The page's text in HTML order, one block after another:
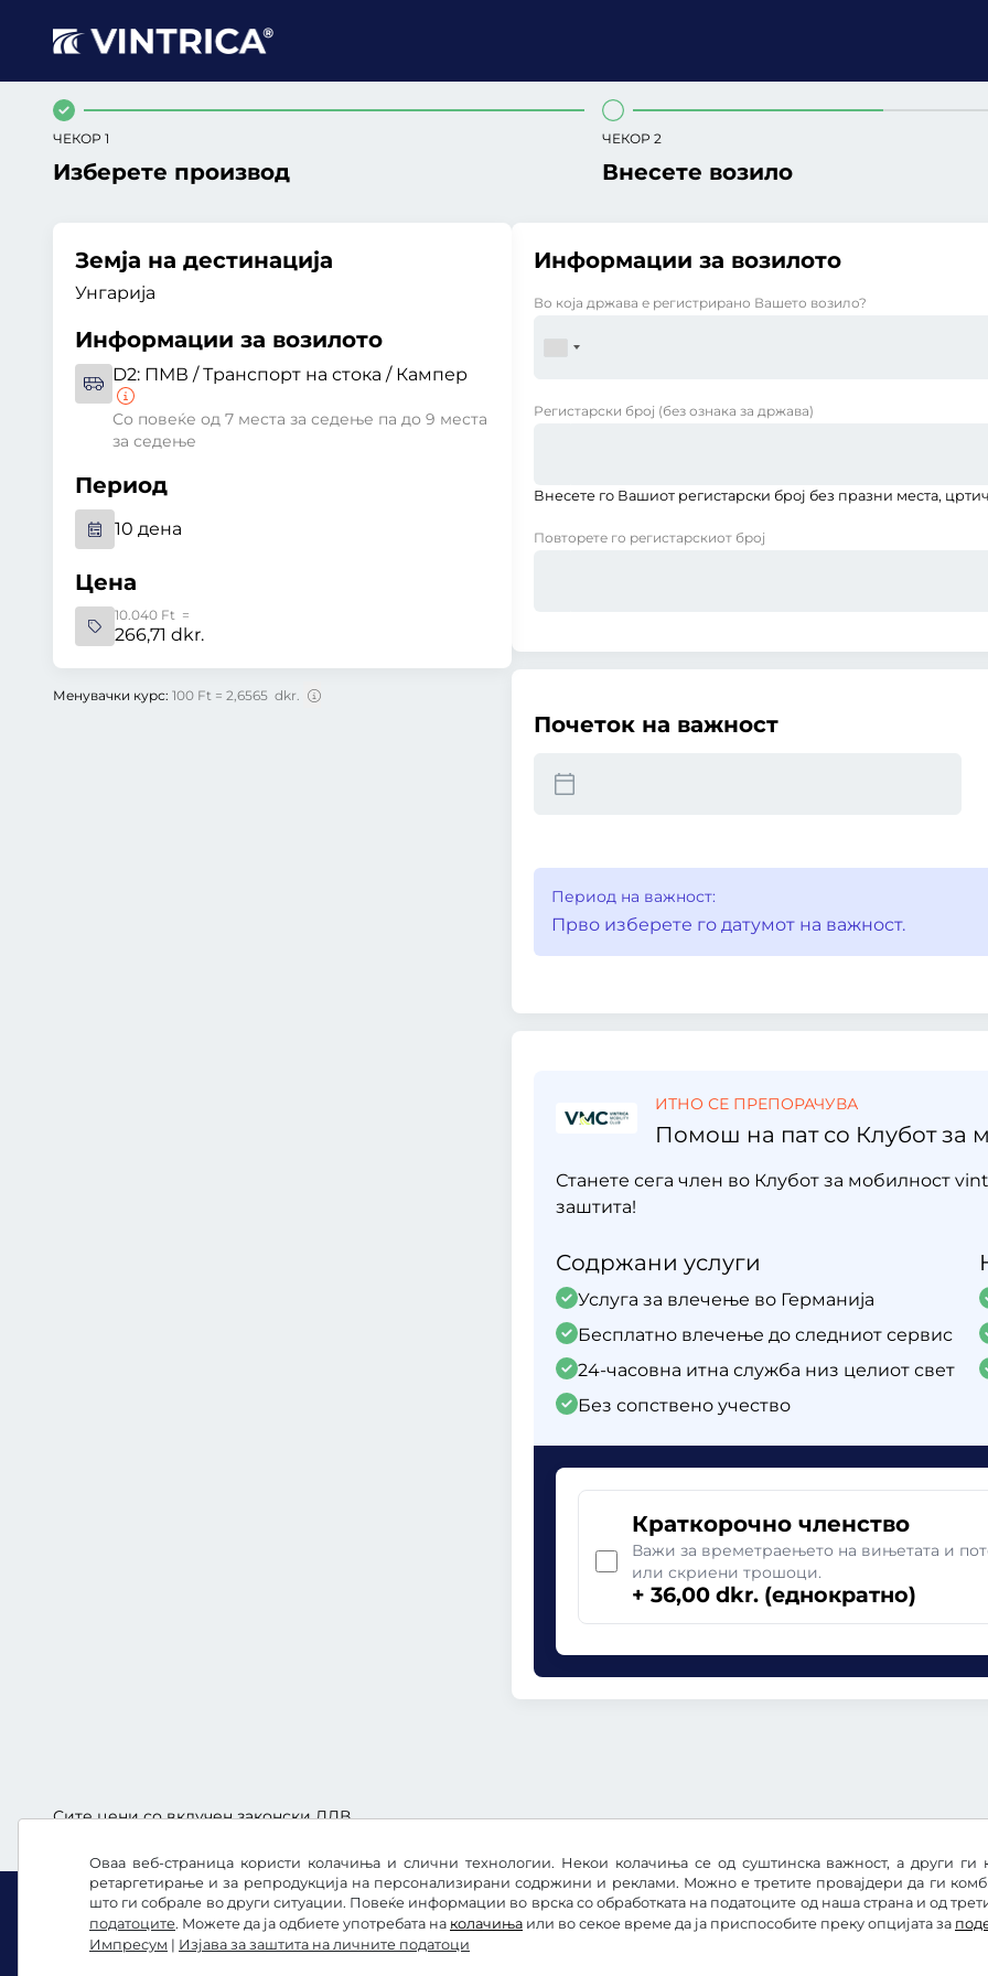
Оваа веб-страница користи колачиња и слични технологии. Некои колачиња се од суштинска важност, а други
ретаргетирање и за репродукција на персонализирани содржини и реклами. Можно е третите провајдери да ги
што ги собрале во други ситуации. Повеќе информации во врска со обработката на податоците од наша страна и од
податоците. Можете да ја одбиете употребата на колачиња или во секое време да ја приспособите преку опцијата за
Импресум | Изјава за заштита на личните податоци
ЧЕКОР 1
Изберете производ
ЧЕКОР 2
Внесете возило
Земја на дестинација
Унгарија
Информации за возилото
D2: ПМВ / Транспорт на стока / Кампер
Со повеќе од 7 места за седење па до 9 места
за седење
Период
10 дена
Цена
10.040 Ft =
266,71 dkr.
Менувачки курс: 100 Ft = 2,6565 dkr.
Информации за возилото
Во која држава е регистрирано Вашето возило?
Регистарски број (без ознака за држава)
Внесете го Вашиот регистарски број без празни места,
Повторете го регистарскиот број
Почеток на важност
Период на важност:
Прво изберете го датумот на важност.
ИТНО СЕ ПРЕПОРАЧУВА
Помош на пат со Клубот за
Станете сега член во Клубот за мобилност
заштита!
Содржани услуги
Услуга за влечење во Германија
Бесплатно влечење до следниот сервис
24-часовна итна служба низ целиот свет
Без сопствено учество
Краткорочно членство
Важи за времетраењето на вињетата и
или скриени трошоци.
+ 36,00 dkr. (еднократно)
Сите цени со вклучен законски ДДВ.